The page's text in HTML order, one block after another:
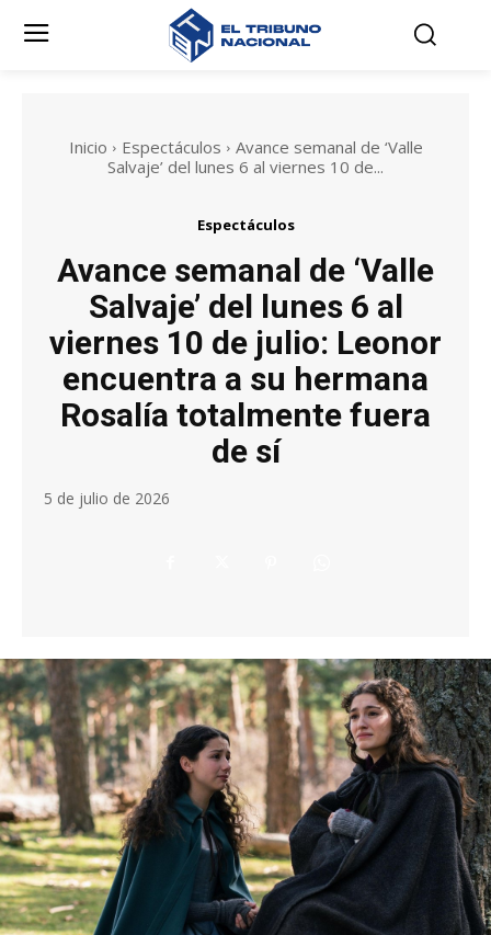
Inicio Espectáculos
Avance semanal de ‘Valle
Salvaje’ del lunes 6 al viernes 10 de...
Espectáculos
Avance semanal de ‘Valle
Salvaje’ del lunes 6 al
viernes 10 de julio: Leonor
encuentra a su hermana
Rosalía totalmente fuera
de sí
5 de julio de 2026